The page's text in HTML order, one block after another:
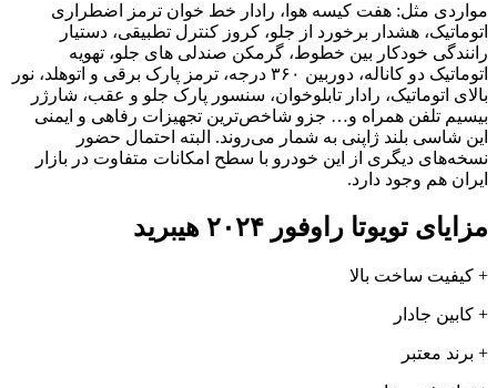
مواردی مثل: هفت کیسه هوا، رادار خط خوان ترمز اضطراری
اتوماتیک، هشدار برخورد از جلو، کروز کنترل تطبیقی، دستیار
رانندگی خودکار بین خطوط، گرمکن صندلی های جلو، تهویه
اتوماتیک دو کاناله، دوربین ۳۶۰ درجه، ترمز پارک برقی و اتوهلد، نور
بالای اتوماتیک، رادار تابلوخوان، سنسور پارک جلو و عقب، شارژر
بیسیم تلفن همراه و… جزو شاخص‌ترین تجهیزات رفاهی و ایمنی
این شاسی بلند ژاپنی به شمار می‌روند. البته احتمال حضور
نسخه‌های دیگری از این خودرو با سطح امکانات متفاوت در بازار
ایران هم وجود دارد.
مزایای تویوتا راوفور ۲۰۲۴ هیبرید
+ کیفیت ساخت بالا
+ کابین جادار
+ برند معتبر